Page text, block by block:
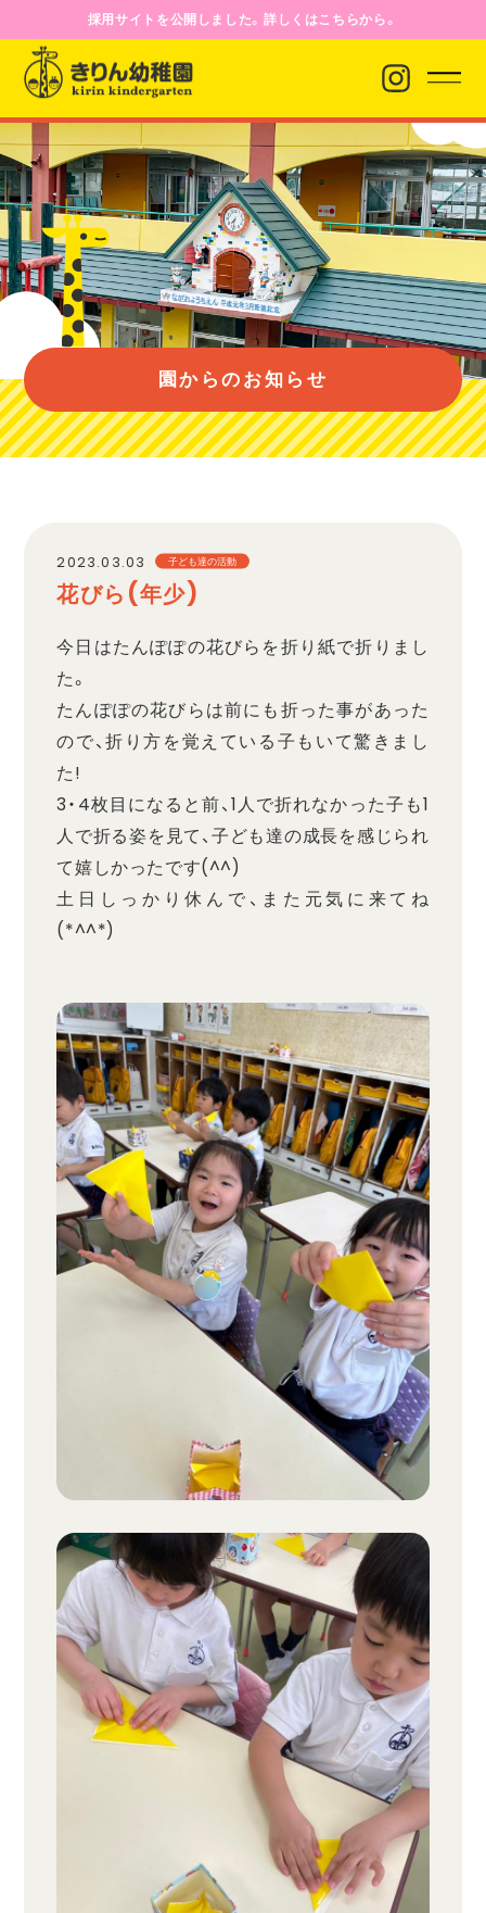
採用サイトを公開しました。詳しくはこちらから。
園からのお知らせ
園について
園のようす
バス経路
プライバシーポリシー
園からのお知らせ
2023.03.03 子ども達の活動
花びら(年少)
今日はたんぽぽの花びらを折り紙で折りまし
た。
たんぽぽの花びらは前にも折った事があった
ので、折り方を覚えている子もいて驚きまし
た!
3・4枚目になると前、1人で折れなかった子も1
人で折る姿を見て、子ども達の成長を感じられ
て嬉しかったです(^^)
土日しっかり休んで、また元気に来てね
(*^^*)